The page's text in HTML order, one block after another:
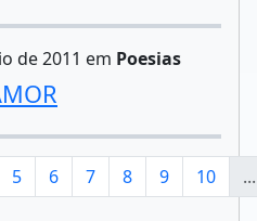
de 2011 em Poesias
5 6 7 8 9 10 ...